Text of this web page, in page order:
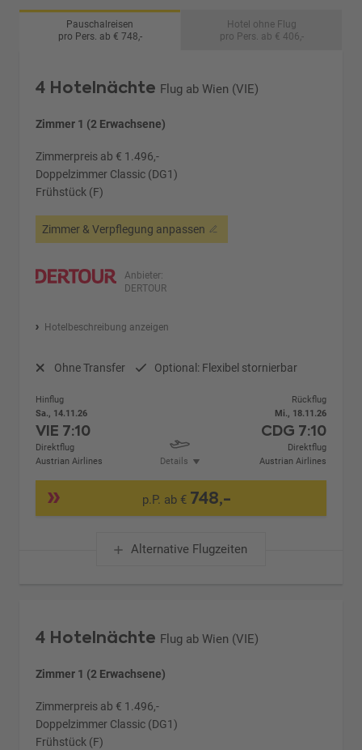
Pauschalreisen
pro Pers. ab € 748,-
Hotel ohne Flug
pro Pers. ab € 406,-
4 Hotelnächte Flug ab Wien (VIE)
Zimmer 1 (2 Erwachsene)
Zimmerpreis ab € 1.496,-
Doppelzimmer Classic (DG1)
Frühstück (F)
Zimmer & Verpflegung anpassen
Anbieter:
DERTOUR
Hotelbeschreibung anzeigen
Ohne Transfer Optional: Flexibel stornierbar
Hinflug
Sa., 14.11.26
VIE 7:10
Direktflug
Austrian Airlines
Details
Rückflug
Mi., 18.11.26
CDG 7:10
Direktflug
Austrian Airlines
p.P. ab € 748,-
Alternative Flugzeiten
4 Hotelnächte Flug ab Wien (VIE)
Zimmer 1 (2 Erwachsene)
Zimmerpreis ab € 1.496,-
Doppelzimmer Classic (DG1)
Frühstück (F)